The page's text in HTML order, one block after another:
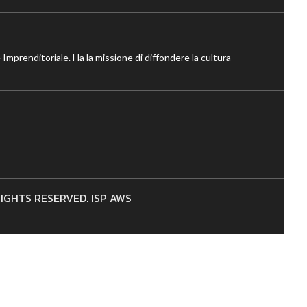
Ha la missione di diffondere la cultura
RESERVED. ISP AWS